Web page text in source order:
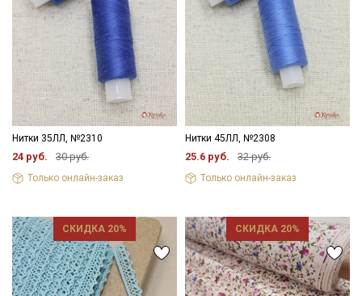
Нитки 35ЛЛ, №2310
24 руб. 30 руб.
Только онлайн-заказ
Нитки 45ЛЛ, №2308
25.6 руб. 32 руб.
Только онлайн-заказ
СКИДКА 20% СКИДКА 20%